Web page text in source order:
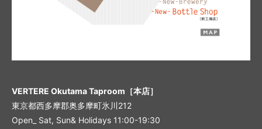
VERTERE Okutama Taproom［本店］
東京都西多摩郡奥多摩町氷川212
Open_ Sat, Sun& Holidays 11:00-19:30